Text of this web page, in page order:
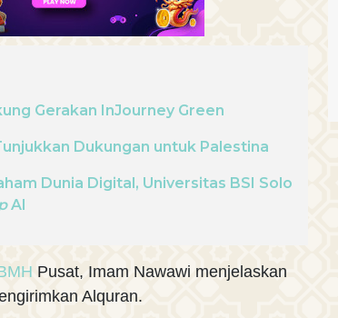
Gerakan InJourney Green
Dukungan untuk Palestina
Dunia Digital, Universitas BSI Solo
AI
Pusat, Imam Nawawi menjelaskan
Alquran.